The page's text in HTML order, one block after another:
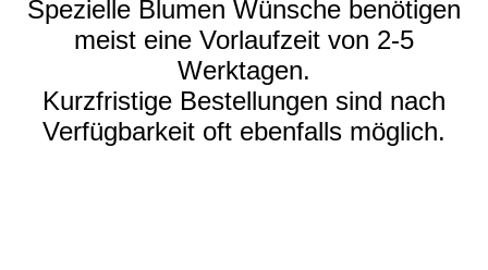
Spezielle Blumen Wünsche benötigen
meist eine Vorlaufzeit von 2-5
Werktagen.
Kurzfristige Bestellungen sind nach
Verfügbarkeit oft ebenfalls möglich.